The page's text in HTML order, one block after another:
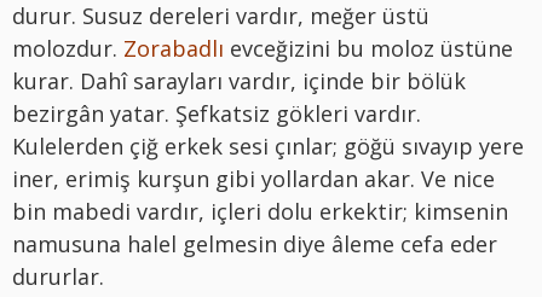
durur. Susuz dereleri vardır, meğer üstü
molozdur. Zorabadlı evceğizini bu moloz üstüne
kurar. Dahî sarayları vardır, içinde bir bölük
bezirgân yatar. Şefkatsiz gökleri vardır.
Kulelerden çiğ erkek sesi çınlar; göğü sıvayıp yere
iner, erimiş kurşun gibi yollardan akar. Ve nice
bin mabedi vardır, içleri dolu erkektir; kimsenin
namusuna halel gelmesin diye âleme cefa eder
dururlar.